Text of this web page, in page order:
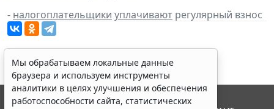
- налогоплательщики уплачивают регулярный взнос
Мы обрабатываем локальные данные
браузера и используем инструменты
аналитики в целях улучшения и обеспечения
работоспособности сайта, статистических